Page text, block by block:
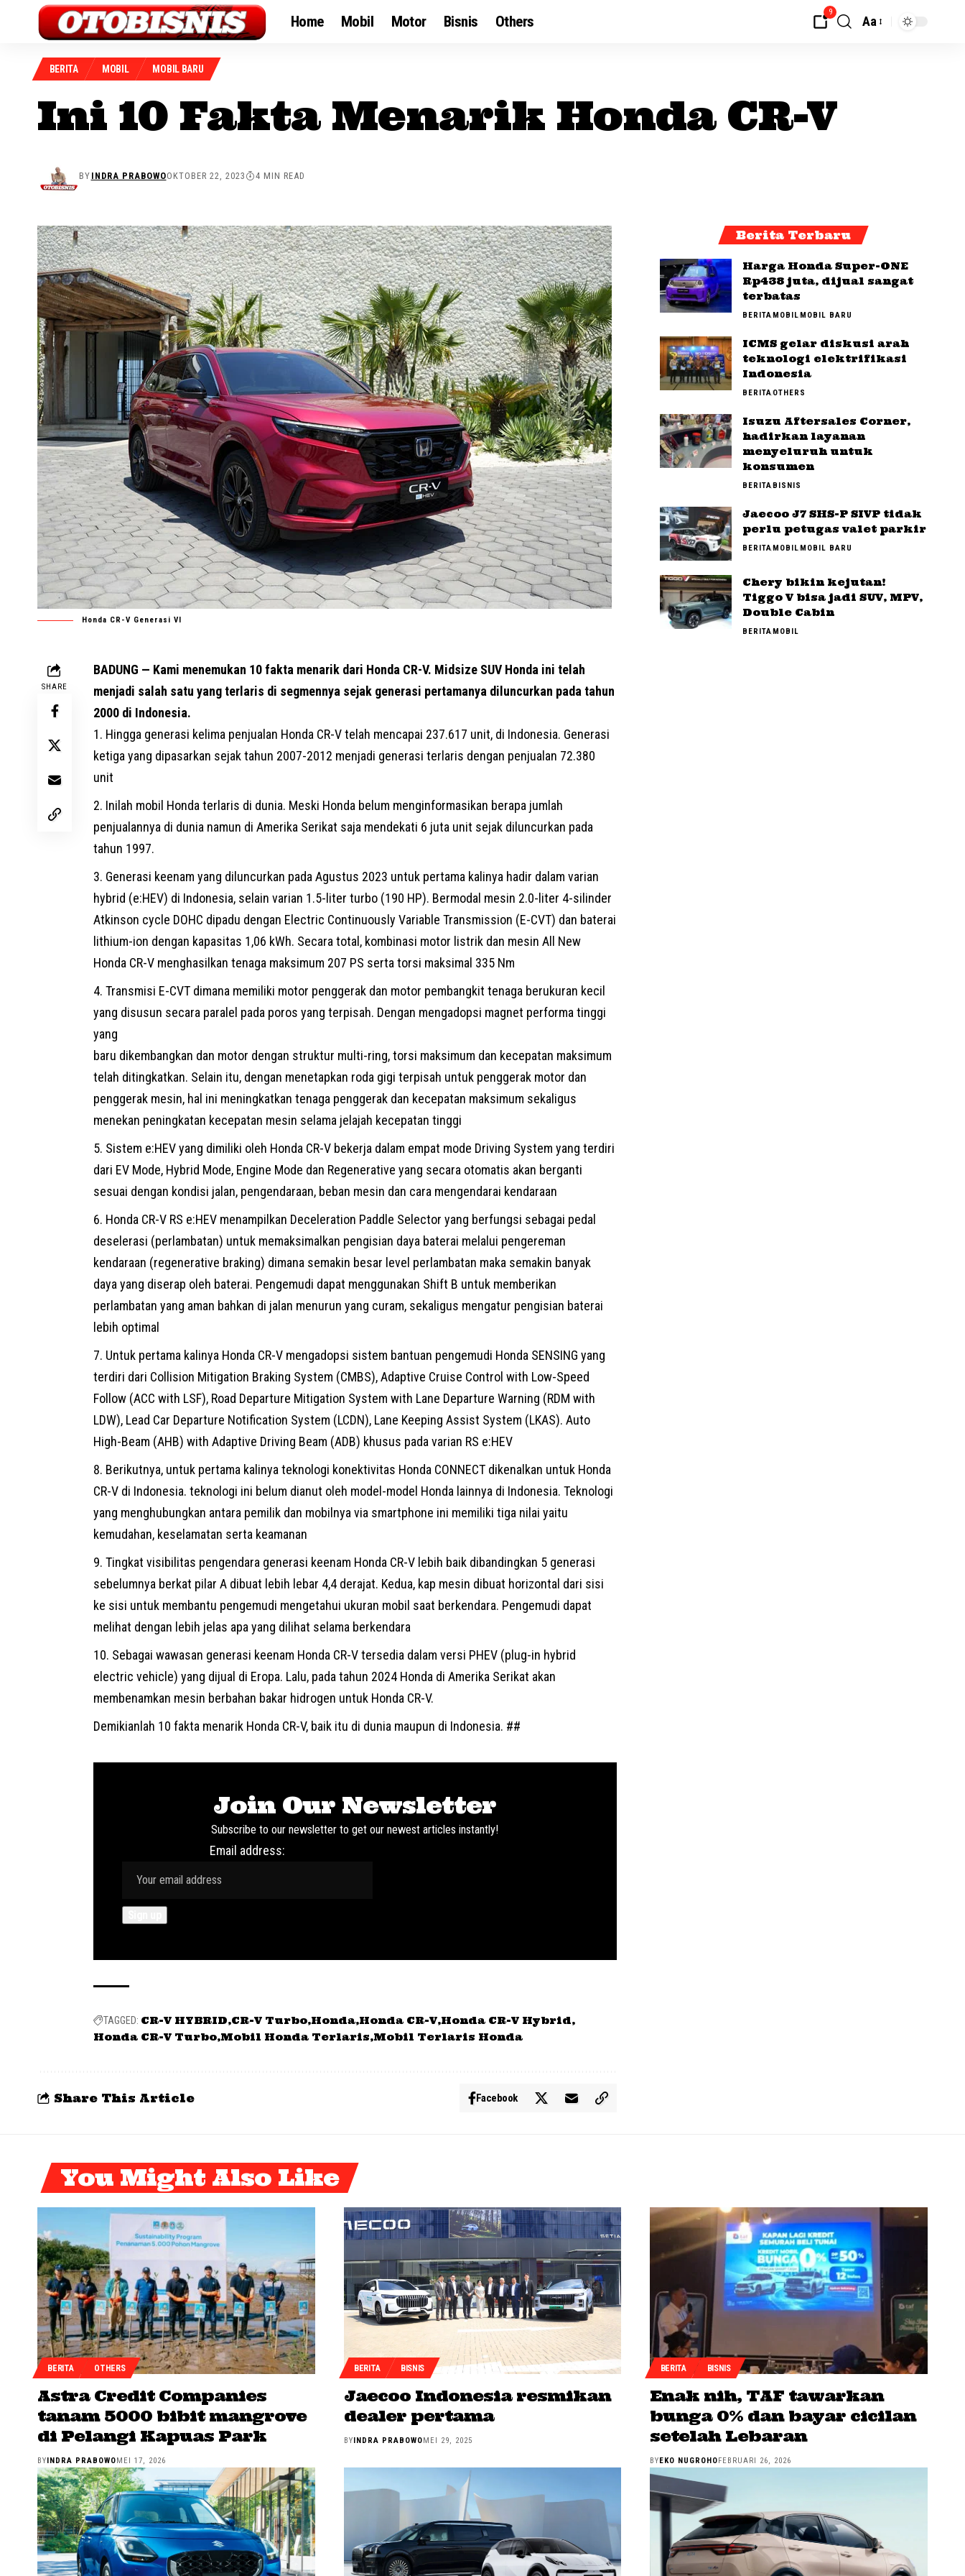
Home Mobil Motor Bisnis Others
9
Aa
BERITA MOBIL MOBIL BARU
Ini 10 Fakta Menarik Honda CR-V
BY INDRA PRABOWOOKTOBER 22, 2023 4 MIN READ
Honda CR-V Generasi VI
SHARE
BADUNG — Kami menemukan 10 fakta menarik dari Honda CR-V. Midsize SUV Honda ini telah
menjadi salah satu yang terlaris di segmennya sejak generasi pertamanya diluncurkan pada tahun
2000 di Indonesia.
Hingga generasi kelima penjualan Honda CR-V telah mencapai 237.617 unit, di Indonesia. Generasi
ketiga yang dipasarkan sejak tahun 2007-2012 menjadi generasi terlaris dengan penjualan 72.380
unit
Inilah mobil Honda terlaris di dunia. Meski Honda belum menginformasikan berapa jumlah
penjualannya di dunia namun di Amerika Serikat saja mendekati 6 juta unit sejak diluncurkan pada
tahun 1997.
Generasi keenam yang diluncurkan pada Agustus 2023 untuk pertama kalinya hadir dalam varian
hybrid (e:HEV) di Indonesia, selain varian 1.5-liter turbo (190 HP). Bermodal mesin 2.0-liter 4-silinder
Atkinson cycle DOHC dipadu dengan Electric Continuously Variable Transmission (E-CVT) dan baterai
lithium-ion dengan kapasitas 1,06 kWh. Secara total, kombinasi motor listrik dan mesin All New
Honda CR-V menghasilkan tenaga maksimum 207 PS serta torsi maksimal 335 Nm
Transmisi E-CVT dimana memiliki motor penggerak dan motor pembangkit tenaga berukuran kecil
yang disusun secara paralel pada poros yang terpisah. Dengan mengadopsi magnet performa tinggi
yang
baru dikembangkan dan motor dengan struktur multi-ring, torsi maksimum dan kecepatan maksimum
telah ditingkatkan. Selain itu, dengan menetapkan roda gigi terpisah untuk penggerak motor dan
penggerak mesin, hal ini meningkatkan tenaga penggerak dan kecepatan maksimum sekaligus
menekan peningkatan kecepatan mesin selama jelajah kecepatan tinggi
Sistem e:HEVyang dimiliki oleh Honda CR-V bekerja dalam empat mode Driving System yang terdiri
dari EV Mode, Hybrid Mode, Engine Mode dan Regenerative yang secara otomatis akan berganti
sesuai dengan kondisi jalan, pengendaraan, beban mesin dan cara mengendarai kendaraan
Honda CR-V RS e:HEV menampilkan Deceleration Paddle Selector yang berfungsi sebagai pedal
deselerasi (perlambatan) untuk memaksimalkan pengisian daya baterai melalui pengereman
kendaraan (regenerative braking) dimana semakin besar level perlambatan maka semakin banyak
daya yang diserap oleh baterai. Pengemudi dapat menggunakan Shift B untuk memberikan
perlambatan yang aman bahkan di jalan menurun yang curam, sekaligus mengatur pengisian baterai
lebih optimal
Untuk pertama kalinya Honda CR-V mengadopsi sistem bantuan pengemudi Honda SENSING yang
terdiri dari Collision Mitigation Braking System (CMBS), Adaptive Cruise Control with Low-Speed
Follow (ACC with LSF), Road Departure Mitigation System with Lane Departure Warning (RDM with
LDW), Lead Car Departure Notification System (LCDN), Lane Keeping Assist System (LKAS). Auto
High-Beam (AHB) with Adaptive Driving Beam (ADB) khusus pada varian RS e:HEV
Berikutnya, untuk pertama kalinya teknologi konektivitas Honda CONNECT dikenalkan untuk Honda
CR-V di Indonesia. teknologi ini belum dianut oleh model-model Honda lainnya di Indonesia. Teknologi
yang menghubungkan antara pemilik dan mobilnya via smartphone ini memiliki tiga nilai yaitu
kemudahan, keselamatan serta keamanan
Tingkat visibilitas pengendara generasi keenam Honda CR-V lebih baik dibandingkan 5 generasi
sebelumnya berkat pilar A dibuat lebih lebar 4,4 derajat. Kedua, kap mesin dibuat horizontal dari sisi
ke sisi untuk membantu pengemudi mengetahui ukuran mobil saat berkendara. Pengemudi dapat
melihat dengan lebih jelas apa yang dilihat selama berkendara
Sebagai wawasan generasi keenam Honda CR-V tersedia dalam versi PHEV (plug-in hybrid
electric vehicle) yang dijual di Eropa. Lalu, pada tahun 2024 Honda di Amerika Serikat akan
membenamkan mesin berbahan bakar hidrogen untuk Honda CR-V.
Demikianlah 10 fakta menarik Honda CR-V, baik itu di dunia maupun di Indonesia. ##
Join Our Newsletter
Subscribe to our newsletter to get our newest articles instantly!
Email address:
TAGGED: CR-V HYBRID CR-V Turbo Honda Honda CR-V Honda CR-V Hybrid
Honda CR-V Turbo Mobil Honda Terlaris Mobil Terlaris Honda
Share This Article Facebook
Berita Terbaru
Harga Honda Super-ONE
Rp438 juta, dijual sangat
terbatas
BERITAMOBILMOBIL BARU
ICMS gelar diskusi arah
teknologi elektrifikasi
Indonesia
BERITAOTHERS
Isuzu Aftersales Corner,
hadirkan layanan
menyeluruh untuk
konsumen
BERITABISNIS
Jaecoo J7 SHS-P SIVP tidak
perlu petugas valet parkir
BERITAMOBILMOBIL BARU
Chery bikin kejutan!
Tiggo V bisa jadi SUV, MPV,
Double Cabin
BERITAMOBIL
You Might Also Like
BERITA OTHERS
Astra Credit Companies
tanam 5000 bibit mangrove
di Pelangi Kapuas Park
BY INDRA PRABOWO MEI 17, 2026
BERITA BISNIS
Jaecoo Indonesia resmikan
dealer pertama
BY INDRA PRABOWO MEI 29, 2025
BERITA BISNIS
Enak nih, TAF tawarkan
bunga 0% dan bayar cicilan
setelah Lebaran
BY EKO NUGROHO FEBRUARI 26, 2026